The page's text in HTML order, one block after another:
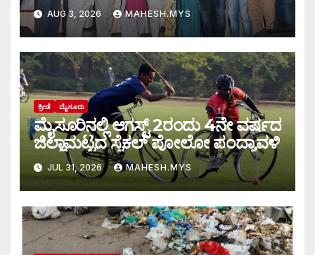
AUG 3, 2026 MAHESH.MYS
ಕ್ರೀಡೆ ಮೈಸೂರು
ಮೈಸೂರಿನಲ್ಲಿ ಆಗಸ್ಟ್‌ 2ರಂದು 4ನೇ ವರ್ಷದ
ಜಿಲ್ಲಾಮಟ್ಟದ ಸೈಕಲ್ ಪೋಲೋ ಪಂದ್ಯಾವಳಿ
JUL 31, 2026 MAHESH.MYS